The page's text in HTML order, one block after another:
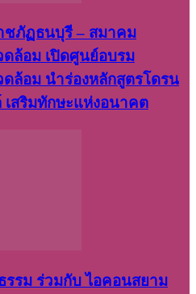
ชภัฏธนบุรี – สมาคม
ล้อม เปิดศูนย์อบรม
ล้อม นำร่องหลักสูตรโดรน
เสริมทักษะแห่งอนาคต
รรม ร่วมกับ ไอคอนสยาม